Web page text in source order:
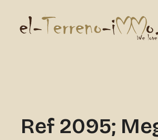
Ref 2095;